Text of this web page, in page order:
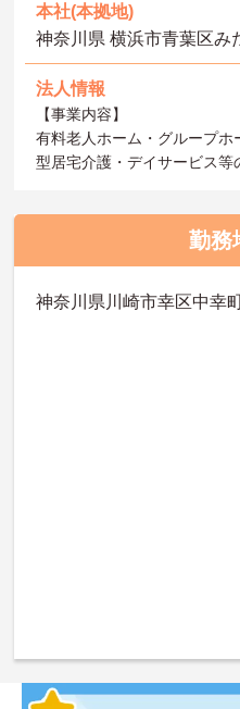
本社(本拠地)
神奈川県 横浜市青葉区み
法人情報
【事業内容】
有料老人ホーム・グループ
型居宅介護・デイサービス等
勤務
神奈川県川崎市幸区中幸